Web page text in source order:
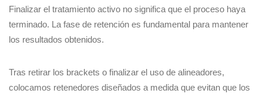
Finalizar el tratamiento activo no significa que el proceso haya
terminado. La fase de retención es fundamental para mantener
los resultados obtenidos.
Tras retirar los brackets o finalizar el uso de alineadores,
colocamos retenedores diseñados a medida que evitan que los